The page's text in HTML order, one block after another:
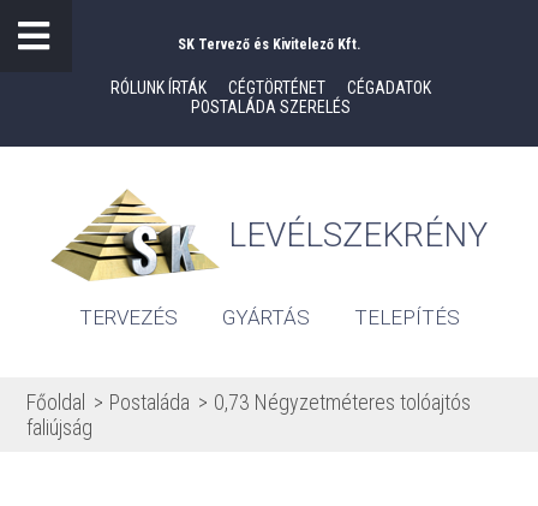
SK Tervező és Kivitelező Kft.
RÓLUNK ÍRTÁK CÉGTÖRTÉNET
CÉGADATOK
POSTALÁDA SZERELÉS
LEVÉLSZEKRÉNY
TERVEZÉS GYÁRTÁS TELEPÍTÉS
Főoldal Postaláda
0,73 Négyzetméteres tolóajtós
faliújság